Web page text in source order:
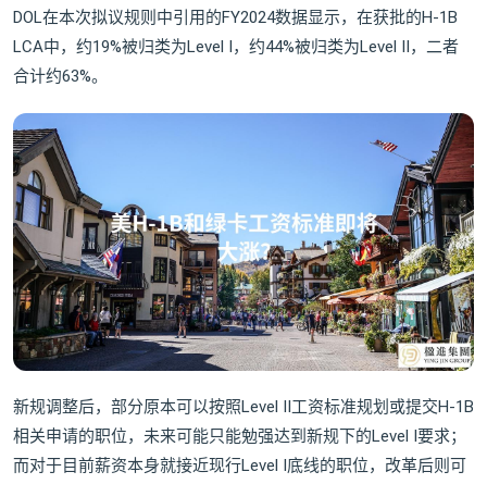
DOL在本次拟议规则中引用的FY2024数据显示，在获批的H-1B
LCA中，约19%被归类为Level I，约44%被归类为Level II，二者
合计约63%。
新规调整后，部分原本可以按照Level II工资标准规划或提交H-1B
相关申请的职位，未来可能只能勉强达到新规下的Level I要求；
而对于目前薪资本身就接近现行Level I底线的职位，改革后则可